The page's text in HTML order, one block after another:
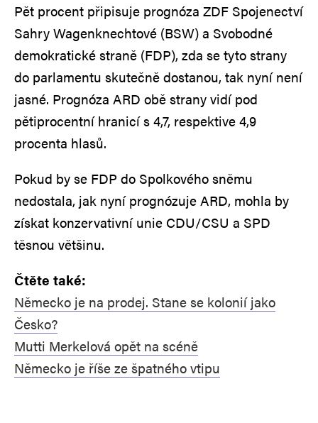
Pět procent připisuje prognóza ZDF Spojenectví
Sahry Wagenknechtové (BSW) a Svobodné
demokratické straně (FDP), zda se tyto strany
do parlamentu skutečně dostanou, tak nyní není
jasné. Prognóza ARD obě strany vidí pod
pětiprocentní hranicí s 4,7, respektive 4,9
procenta hlasů.
Pokud by se FDP do Spolkového sněmu
nedostala, jak nyní prognózuje ARD, mohla by
získat konzervativní unie CDU/CSU a SPD
těsnou většinu.
Čtěte také:
Německo je na prodej. Stane se kolonií jako
Česko?
Mutti Merkelová opět na scéně
Německo je říše ze špatného vtipu